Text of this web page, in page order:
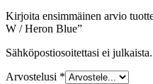
Kirjoita ensimmäinen arvio
W / Heron Blue”
Sähköpostiosoitettasi ei julkaista.
Arvostelusi *